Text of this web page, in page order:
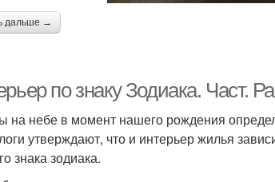
дальше →
по знаку Зодиака. Част.
на небе в момент нашего рождения
утверждают, что и интерьер жилья
знака зодиака.